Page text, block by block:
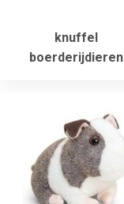
knuffel
boerderijdieren